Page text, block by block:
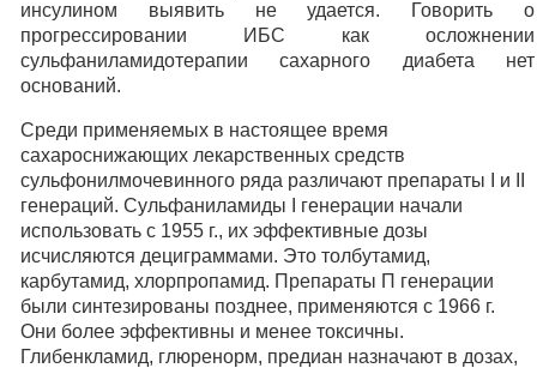
инсулином выявить не удается. Говорить о
прогрессировании ИБС как осложнении
сульфаниламидотерапии сахарного диабета нет
оснований.
Среди применяемых в настоящее время
сахароснижающих лекарственных средств
сульфонилмочевинного ряда различают препараты I и II
генераций. Сульфаниламиды I генерации начали
использовать с 1955 г., их эффективные дозы
исчисляются дециграммами. Это толбутамид,
карбутамид, хлорпропамид. Препараты П генерации
были синтезированы позднее, применяются с 1966 г.
Они более эффективны и менее токсичны.
Глибенкламид, глюренорм, предиан назначают в дозах,